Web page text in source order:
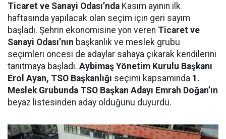
Ticaret ve Sanayi Odası’nda Kasım ayının ilk
haftasında yapılacak olan seçim için geri sayım
başladı. Şehrin ekonomisine yön veren Ticaret ve
Sanayi Odası’nın başkanlık ve meslek grubu
seçimleri öncesi de adaylar sahaya çıkarak kendilerini
tanıtmaya başladı. Aybimaş Yönetim Kurulu Başkanı
Erol Ayan, TSO Başkanlığı seçimi kapsamında 1.
Meslek Grubunda TSO Başkan Adayı Emrah Doğan’ın
beyaz listesinden aday olduğunu duyurdu.